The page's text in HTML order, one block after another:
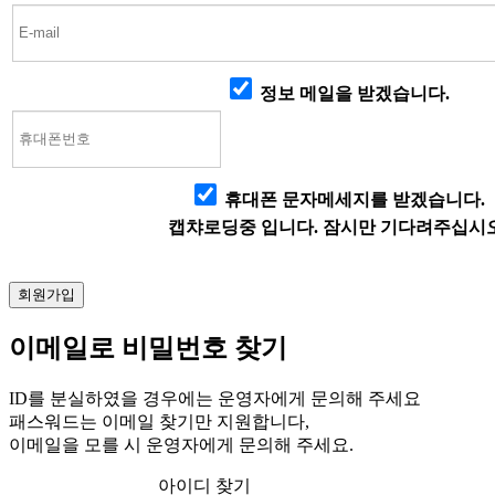
정보 메일을 받겠습니다.
휴대폰 문자메세지를 받겠습니다.
캡챠로딩중 입니다. 잠시만 기다려주십시
이메일로 비밀번호 찾기
ID를 분실하였을 경우에는 운영자에게 문의해 주세요
패스워드는 이메일 찾기만 지원합니다,
이메일을 모를 시 운영자에게 문의해 주세요.
아이디 찾기